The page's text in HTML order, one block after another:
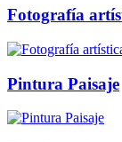
Fotografía
Pintura Paisaje